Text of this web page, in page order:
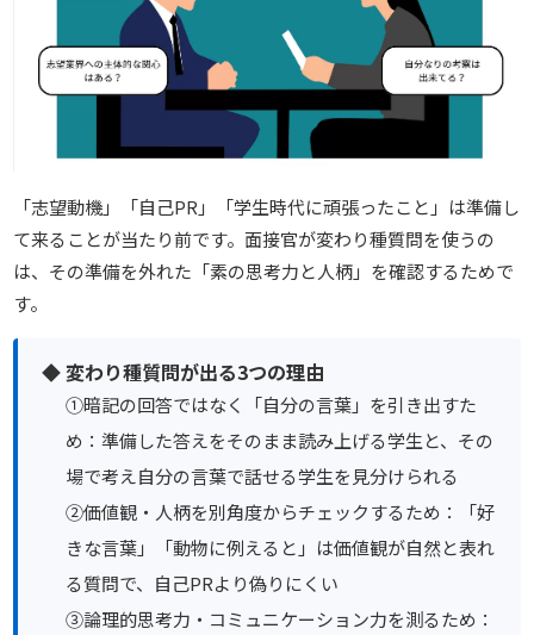
「志望動機」「自己PR」「学生時代に頑張ったこと」は準備し
て来ることが当たり前です。面接官が変わり種質問を使うの
は、その準備を外れた「素の思考力と人柄」を確認するためで
す。
◆ 変わり種質問が出る3つの理由
①暗記の回答ではなく「自分の言葉」を引き出すた
め：準備した答えをそのまま読み上げる学生と、その
場で考え自分の言葉で話せる学生を見分けられる
②価値観・人柄を別角度からチェックするため：「好
きな言葉」「動物に例えると」は価値観が自然と表れ
る質問で、自己PRより偽りにくい
③論理的思考力・コミュニケーション力を測るため：